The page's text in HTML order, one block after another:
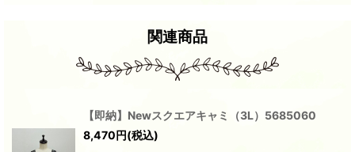
関連商品
【即納】Newスクエアキャミ（3L）5685060
8,470円(税込)